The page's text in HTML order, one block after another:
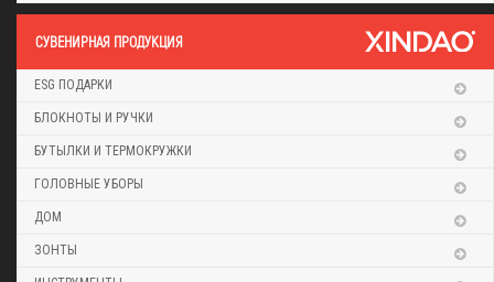
CУВЕНИРНАЯ ПРОДУКЦИЯ
ESG ПОДАРКИ
БЛОКНОТЫ И РУЧКИ
БУТЫЛКИ И ТЕРМОКРУЖКИ
ГОЛОВНЫЕ УБОРЫ
ДОМ
ЗОНТЫ